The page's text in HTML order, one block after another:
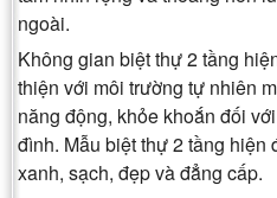
ngoài.
Không gian biệt thự 2 tầng
thiện với môi trường tự nhiên
năng động, khỏe khoắn đối
đình. Mẫu biệt thự 2 tầng hiện
xanh, sạch, đẹp và đẳng cấp.